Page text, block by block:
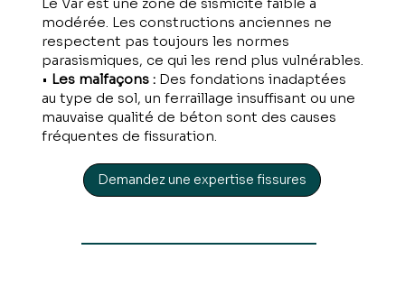
modérée. Les constructions anciennes ne
respectent pas toujours les normes
parasismiques, ce qui les rend plus vulnérables.
• Les malfaçons :Des fondations inadaptées
au type de sol, un ferraillage insuffisant ou une
mauvaise qualité de béton sont des causes
fréquentes de fissuration.
Demandez une expertise fissures